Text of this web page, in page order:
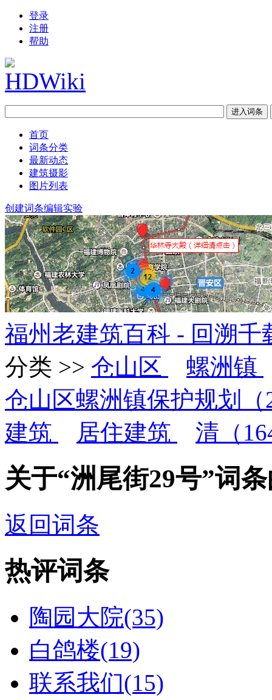
登录
注册
帮助
首页
词条分类
最新动态
建筑摄影
图片列表
创建词条编辑实验
福州老建筑百科 - 回溯
分类 >> 仓山区
螺洲镇
仓山区螺洲镇保护规划
建筑
居住建筑 清（
关于“洲尾街29号”词
返回词条
热评词条
陶园大院(35)
白鸽楼(19)
联系我们(15)